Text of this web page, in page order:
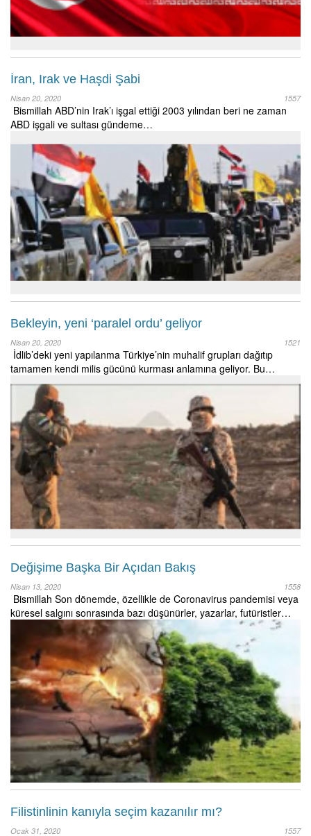
İran, Irak ve Haşdi Şabi
Nisan 20, 2020 1557
Bismillah ABD’nin Irak’ı işgal ettiği 2003 yılından beri ne zaman
ABD işgali ve sultası gündeme…
Bekleyin, yeni ‘paralel ordu’ geliyor
Nisan 20, 2020 1521
İdlib’deki yeni yapılanma Türkiye’nin muhalif grupları dağıtıp
tamamen kendi milis gücünü kurması anlamına geliyor. Bu…
Değişime Başka Bir Açıdan Bakış
Nisan 13, 2020 1558
Bismillah Son dönemde, özellikle de Coronavirus pandemisi veya
küresel salgını sonrasında bazı düşünürler, yazarlar, futüristler…
Filistinlinin kanıyla seçim kazanılır mı?
Ocak 31, 2020 1557